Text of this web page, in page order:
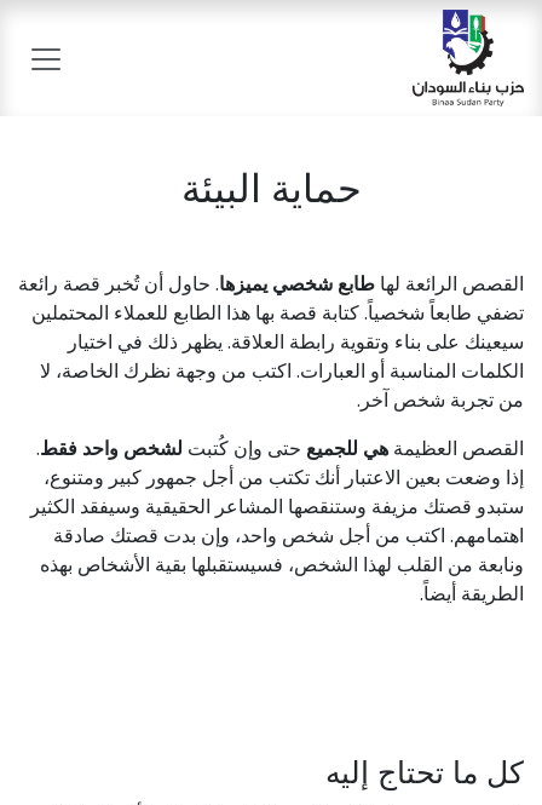
تخطي للذهاب إلى المحتوى
حماية البيئة
القصص الرائعة لها طابع شخصي يميزها. حاول أن تُخبر قصة رائعة
تضفي طابعاً شخصياً. كتابة قصة بها هذا الطابع للعملاء المحتملين
سيعينك على بناء وتقوية رابطة العلاقة. يظهر ذلك في اختيار
الكلمات المناسبة أو العبارات. اكتب من وجهة نظرك الخاصة، لا
من تجربة شخص آخر.
القصص العظيمة هي للجميع حتى وإن كُتبت لشخص واحد فقط.
إذا وضعت بعين الاعتبار أنك تكتب من أجل جمهور كبير ومتنوع،
ستبدو قصتك مزيفة وستنقصها المشاعر الحقيقية وسيفقد الكثير
اهتمامهم. اكتب من أجل شخص واحد، وإن بدت قصتك صادقة
ونابعة من القلب لهذا الشخص، فسيستقبلها بقية الأشخاص بهذه
الطريقة أيضاً.
كل ما تحتاج إليه